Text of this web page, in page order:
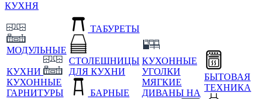
КУХНЯ
МОДУЛЬНЫЕ
КУХНИ
КУХОННЫЕ
ГАРНИТУРЫ
ТАБУРЕТЫ
СТОЛЕШНИЦЫ
ДЛЯ КУХНИ
БАРНЫЕ
КУХОННЫЕ
УГОЛКИ
МЯГКИЕ
ДИВАНЫ НА
БЫТОВАЯ
ТЕХНИКА